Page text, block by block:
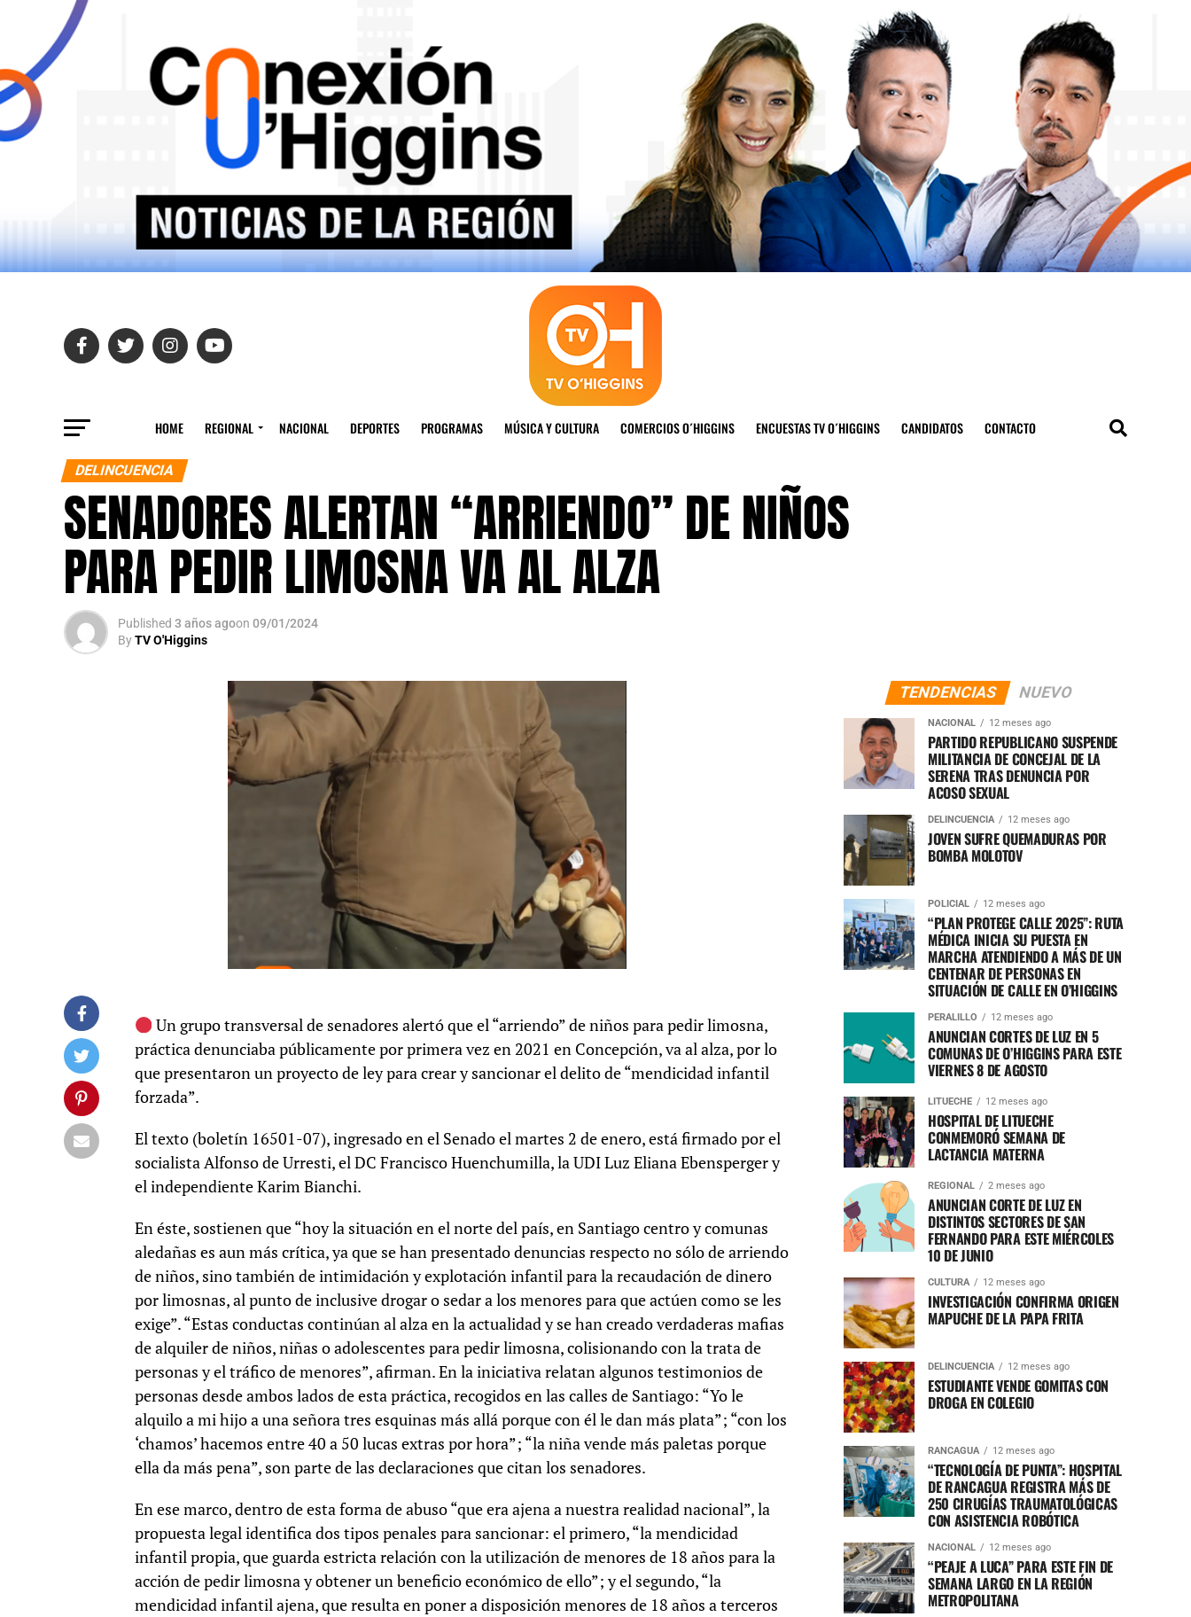
HOME REGIONAL NACIONAL DEPORTES PROGRAMAS MÚSICA Y CULTURA COMERCIOS O´HIGGINS ENCUESTAS TV O´HIGGINS CANDIDATOS CONTACTO
DELINCUENCIA
SENADORES ALERTAN “ARRIENDO” DE NIÑOS
PARA PEDIR LIMOSNA VA AL ALZA
Published 3 años agoon 09/01/2024
ByTV O'Higgins
Un grupo transversal de senadores alertó que el “arriendo” de niños para pedir limosna,
práctica denunciaba públicamente por primera vez en 2021 en Concepción, va al alza, por lo
que presentaron un proyecto de ley para crear y sancionar el delito de “mendicidad infantil
forzada”.
El texto (boletín 16501-07), ingresado en el Senado el martes 2 de enero, está firmado por el
socialista Alfonso de Urresti, el DC Francisco Huenchumilla, la UDI Luz Eliana Ebensperger y
el independiente Karim Bianchi.
En éste, sostienen que “hoy la situación en el norte del país, en Santiago centro y comunas
aledañas es aun más crítica, ya que se han presentado denuncias respecto no sólo de arriendo
de niños, sino también de intimidación y explotación infantil para la recaudación de dinero
por limosnas, al punto de inclusive drogar o sedar a los menores para que actúen como se les
exige”. “Estas conductas continúan al alza en la actualidad y se han creado verdaderas mafias
de alquiler de niños, niñas o adolescentes para pedir limosna, colisionando con la trata de
personas y el tráfico de menores”, afirman. En la iniciativa relatan algunos testimonios de
personas desde ambos lados de esta práctica, recogidos en las calles de Santiago: “Yo le
alquilo a mi hijo a una señora tres esquinas más allá porque con él le dan más plata”; “con los
‘chamos’ hacemos entre 40 a 50 lucas extras por hora”; “la niña vende más paletas porque
ella da más pena”, son parte de las declaraciones que citan los senadores.
En ese marco, dentro de esta forma de abuso “que era ajena a nuestra realidad nacional”, la
propuesta legal identifica dos tipos penales para sancionar: el primero, “la mendicidad
infantil propia, que guarda estricta relación con la utilización de menores de 18 años para la
acción de pedir limosna y obtener un beneficio económico de ello”; y el segundo, “la
mendicidad infantil ajena, que resulta en poner a disposición menores de 18 años a terceros
TENDENCIAS NUEVO
NACIONAL 12 meses ago
PARTIDO REPUBLICANO SUSPENDE
MILITANCIA DE CONCEJAL DE LA
SERENA TRAS DENUNCIA POR
ACOSO SEXUAL
DELINCUENCIA 12 meses ago
JOVEN SUFRE QUEMADURAS POR
BOMBA MOLOTOV
POLICIAL 12 meses ago
“PLAN PROTEGE CALLE 2025”: RUTA
MÉDICA INICIA SU PUESTA EN
MARCHA ATENDIENDO A MÁS DE UN
CENTENAR DE PERSONAS EN
SITUACIÓN DE CALLE EN O’HIGGINS
PERALILLO 12 meses ago
ANUNCIAN CORTES DE LUZ EN 5
COMUNAS DE O’HIGGINS PARA ESTE
VIERNES 8 DE AGOSTO
LITUECHE 12 meses ago
HOSPITAL DE LITUECHE
CONMEMORÓ SEMANA DE
LACTANCIA MATERNA
REGIONAL 2 meses ago
ANUNCIAN CORTE DE LUZ EN
DISTINTOS SECTORES DE SAN
FERNANDO PARA ESTE MIÉRCOLES
10 DE JUNIO
CULTURA 12 meses ago
INVESTIGACIÓN CONFIRMA ORIGEN
MAPUCHE DE LA PAPA FRITA
DELINCUENCIA 12 meses ago
ESTUDIANTE VENDE GOMITAS CON
DROGA EN COLEGIO
RANCAGUA 12 meses ago
“TECNOLOGÍA DE PUNTA”: HOSPITAL
DE RANCAGUA REGISTRA MÁS DE
250 CIRUGÍAS TRAUMATOLÓGICAS
CON ASISTENCIA ROBÓTICA
NACIONAL 12 meses ago
“PEAJE A LUCA” PARA ESTE FIN DE
SEMANA LARGO EN LA REGIÓN
METROPOLITANA